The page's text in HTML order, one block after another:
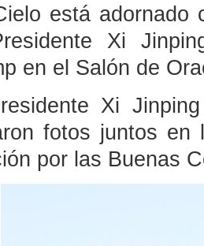
está adornado
Xi
en el Salón de
Xi
fotos juntos en
por las Buenas